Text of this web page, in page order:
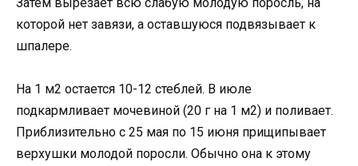
которой нет завязи, а оставшуюся подвязывает к
шпалере.
На 1 м2 остается 10-12 стеблей. В июле
подкармливает мочевиной (20 г на 1 м2) и поливает.
Приблизительно с 25 мая по 15 июня прищипывает
верхушки молодой поросли. Обычно она к этому